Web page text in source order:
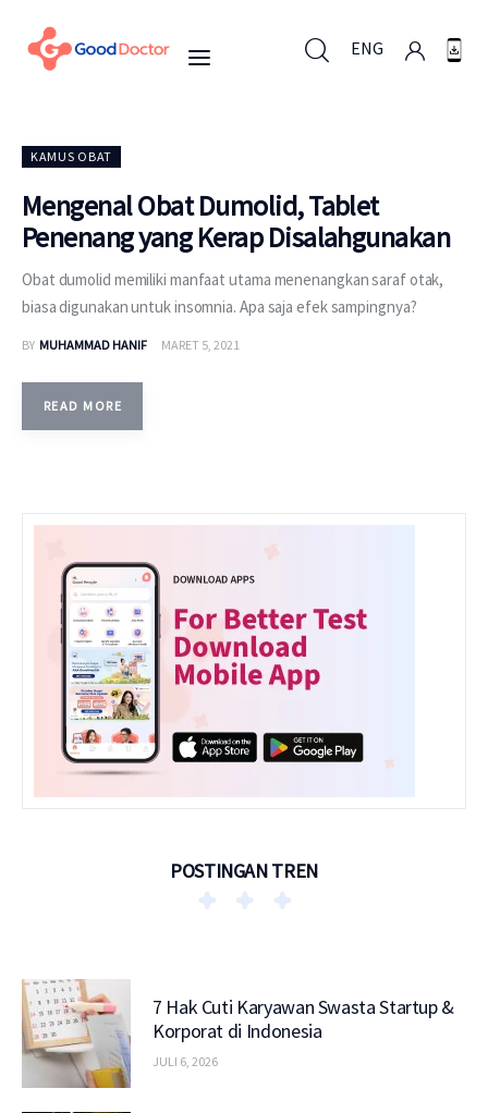
ENG
Untuk Bisnis
Untuk Anda
Mengapa Good Doctor
Berita
KAMUS OBAT
Mengenal Obat Dumolid, Tablet
Penenang yang Kerap Disalahgunakan
Obat dumolid memiliki manfaat utama menenangkan saraf otak,
biasa digunakan untuk insomnia. Apa saja efek sampingnya?
BY MUHAMMAD HANIF MARET 5, 2021
READ MORE
POSTINGAN TREN
7 Hak Cuti Karyawan Swasta Startup &
Korporat di Indonesia
JULI 6, 2026